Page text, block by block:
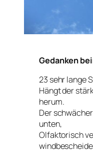
Gedanken
23 sehr lange
Hängt der
herum.
Der
unten,
Olfaktorisch